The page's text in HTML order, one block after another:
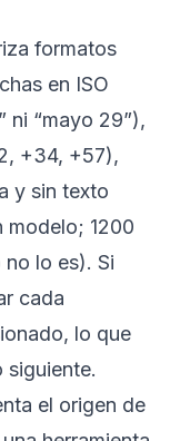
formatos
en ISO
“mayo 29”),
+34, +57),
y sin texto
modelo; 1200
lo es). Si
cada
lo que
siguiente.
el origen de